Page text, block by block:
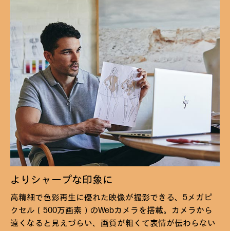
よりシャープな印象に
高精細で色彩再生に優れた映像が撮影できる、5メガピ
クセル（500万画素）のWebカメラを搭載。カメラから
遠くなると見えづらい、画質が粗くて表情が伝わらない